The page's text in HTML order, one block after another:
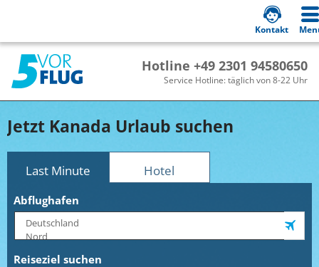
Hotline +49 2301 94580650
Service Hotline: täglich von 8-22 Uhr
Kontakt
Jetzt Kanada Urlaub suchen
Last Minute Hotel
Abflughafen
Reiseziel suchen